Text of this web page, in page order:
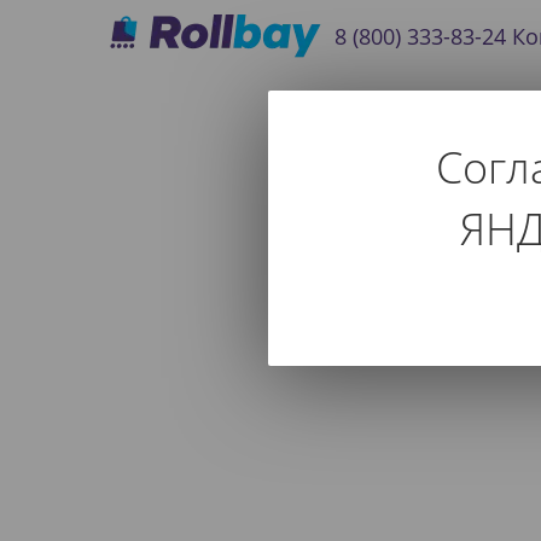
8 (800) 333-83-24
Используйте